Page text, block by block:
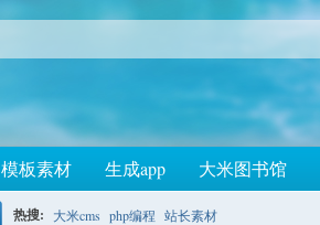
模板素材 生成app 大米图书馆
热搜: 大米cms php编程 站长素材